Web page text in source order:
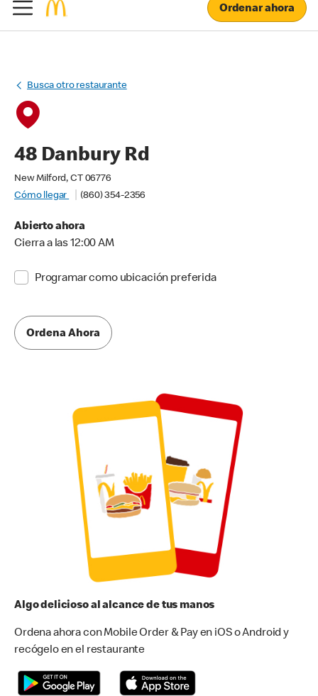
Ordenar ahora
Busca otro restaurante
48 Danbury Rd
New Milford, CT 06776
Cómo llegar
(860) 354-2356
Abierto ahora
Cierra a las 12:00 AM
Programar como ubicación preferida
Ordena Ahora
Algo delicioso al alcance de tus manos
Ordena ahora con Mobile Order & Pay en iOS o Android y
recógelo en el restaurante